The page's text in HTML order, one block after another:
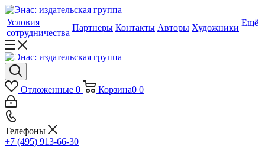
Условия
сотрудничества
Партнеры Контакты Авторы Художники Ещё
Отложенные 0 Корзина0 0
Телефоны
+7 (495) 913-66-30